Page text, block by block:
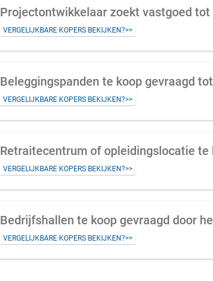
Projectontwikkelaar zoekt vastgoed
VERGELIJKBARE KOPERS BEKIJKEN?>>
Beleggingspanden te koop gevraagd
VERGELIJKBARE KOPERS BEKIJKEN?>>
VERGELIJKBARE KOPERS BEKIJKEN?>>
Bedrijfshallen te koop gevraagd door
VERGELIJKBARE KOPERS BEKIJKEN?>>